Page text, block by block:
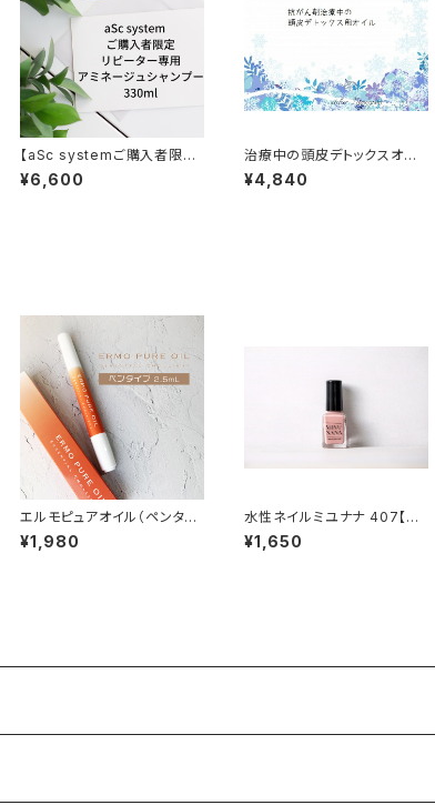
【aSc systemご購入者限
定】アミネージュシャンプー3
30ml
¥6,600
治療中の頭皮デトックスオイ
ル
¥4,840
エルモピュアオイル（ペンタイ
プ 2.5mL）キューティクルオイ
ル
¥1,980
水性ネイルミユナナ 407【ア
プリコットベージュ】
¥1,650